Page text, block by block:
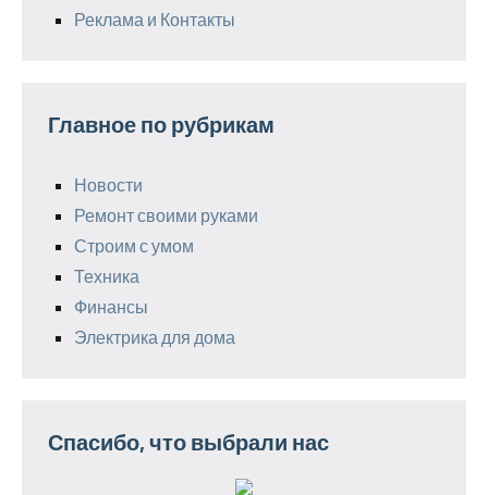
Реклама и Контакты
Главное по рубрикам
Новости
Ремонт своими руками
Строим с умом
Техника
Финансы
Электрика для дома
Спасибо, что выбрали нас